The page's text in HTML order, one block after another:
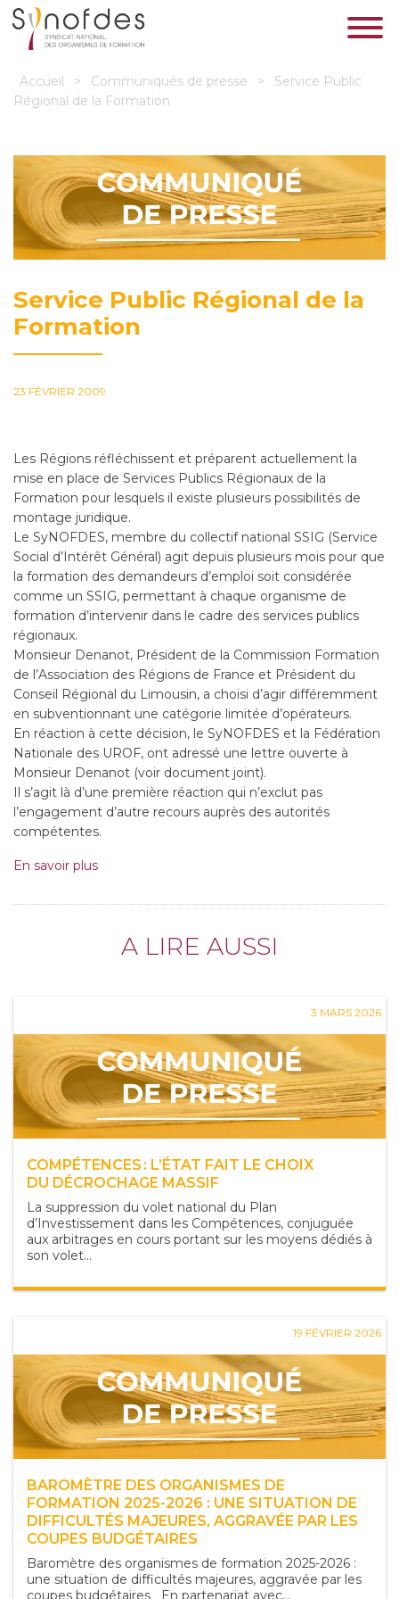
Accueil > Communiqués de presse >
Service Public
Régional de la Formation
Service Public Régional de la
Formation
23 FÉVRIER 2009
Les Régions réfléchissent et préparent actuellement la
mise en place de Services Publics Régionaux de la
Formation pour lesquels il existe plusieurs possibilités de
montage juridique.
Le SyNOFDES, membre du collectif national SSIG (Service
Social d’Intérêt Général) agit depuis plusieurs mois pour que
la formation des demandeurs d’emploi soit considérée
comme un SSIG, permettant à chaque organisme de
formation d’intervenir dans le cadre des services publics
régionaux.
Monsieur Denanot, Président de la Commission Formation
de l’Association des Régions de France et Président du
Conseil Régional du Limousin, a choisi d’agir différemment
en subventionnant une catégorie limitée d’opérateurs.
En réaction à cette décision, le SyNOFDES et la Fédération
Nationale des UROF, ont adressé une lettre ouverte à
Monsieur Denanot (voir document joint).
Il s’agit là d’une première réaction qui n’exclut pas
l’engagement d’autre recours auprès des autorités
compétentes.
En savoir plus
A LIRE AUSSI
3 MARS 2026
COMPÉTENCES : L’ÉTAT FAIT LE CHOIX
DU DÉCROCHAGE MASSIF
La suppression du volet national du Plan
d’Investissement dans les Compétences, conjuguée
aux arbitrages en cours portant sur les moyens dédiés à
son volet...
19 FÉVRIER 2026
BAROMÈTRE DES ORGANISMES DE
FORMATION 2025-2026 : UNE SITUATION DE
DIFFICULTÉS MAJEURES, AGGRAVÉE PAR LES
COUPES BUDGÉTAIRES
Baromètre des organismes de formation 2025-2026 :
une situation de difficultés majeures, aggravée par les
coupes budgétaires En partenariat avec...